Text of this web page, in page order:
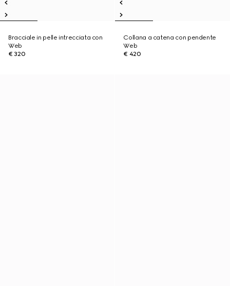
Bracciale in pelle intrecciata con
Web
€ 320
Collana a catena con pendente
Web
€ 420